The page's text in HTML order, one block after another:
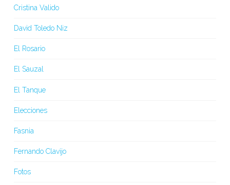
Cristina Valido
David Toledo Niz
El Rosario
El Sauzal
El Tanque
Elecciones
Fasnia
Fernando Clavijo
Fotos